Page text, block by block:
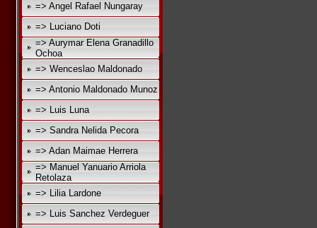
=> Angel Rafael Nungaray
=> Luciano Doti
=> Aurymar Elena Granadillo
Ochoa
=> Wenceslao Maldonado
=> Antonio Maldonado Munoz
=> Luis Luna
=> Sandra Nelida Pecora
=> Adan Maimae Herrera
=> Manuel Yanuario Arriola
Retolaza
=> Lilia Lardone
=> Luis Sanchez Verdeguer